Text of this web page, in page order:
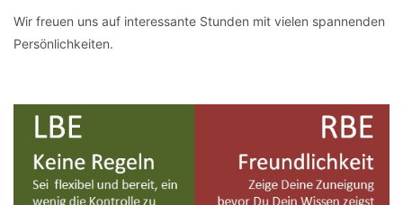
Wir freuen uns auf interessante Stunden mit vielen spannenden
Persönlichkeiten.